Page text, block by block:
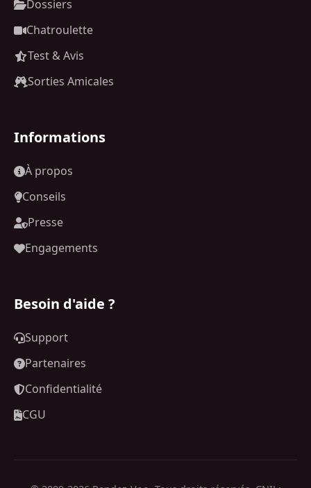
Dossiers
Chatroulette
Test & Avis
Sorties Amicales
Informations
À propos
Conseils
Presse
Engagements
Besoin d'aide ?
Support
Partenaires
Confidentialité
CGU